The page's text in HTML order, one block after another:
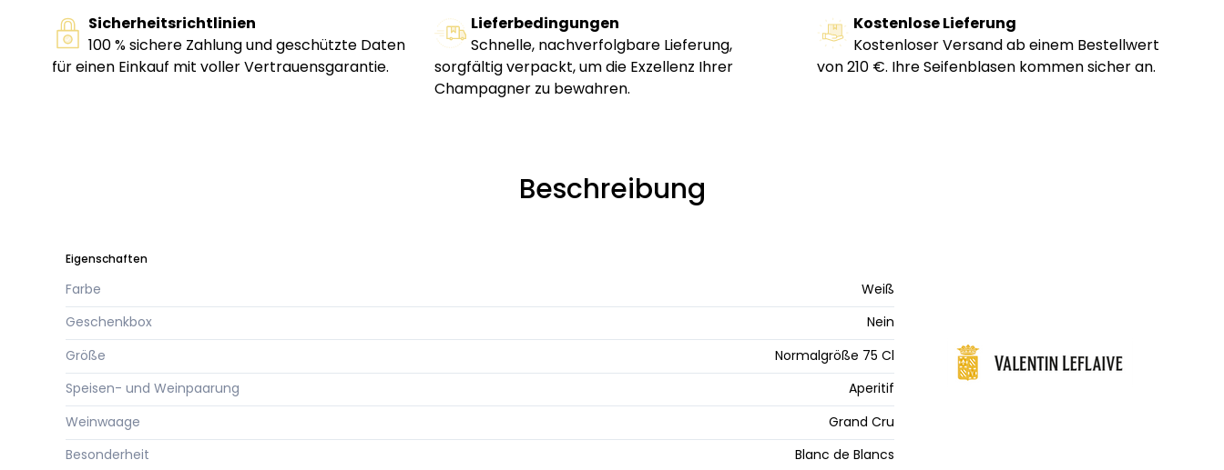
Sicherheitsrichtlinien
100 % sichere Zahlung und geschützte Daten
für einen Einkauf mit voller Vertrauensgarantie.
Lieferbedingungen
Schnelle, nachverfolgbare Lieferung,
sorgfältig verpackt, um die Exzellenz Ihrer
Champagner zu bewahren.
Kostenlose Lieferung
Kostenloser Versand ab einem Bestellwert
von 210 €. Ihre Seifenblasen kommen sicher an.
Beschreibung
Eigenschaften
Farbe
Weiß
Geschenkbox
Nein
Größe
Normalgröße 75 Cl
Speisen- und Weinpaarung
Aperitif
Weinwaage
Grand Cru
Besonderheit
Blanc de Blancs